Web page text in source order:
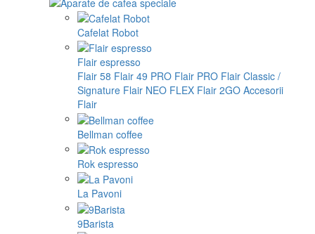
Cafelat Robot
Flair espresso
Flair 58 Flair 49 PRO Flair PRO Flair Classic /
Signature Flair NEO FLEX Flair 2GO Accesorii
Flair
Bellman coffee
Rok espresso
La Pavoni
9Barista